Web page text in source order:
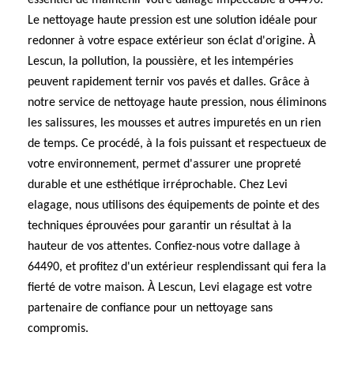
Le nettoyage haute pression est une solution idéale pour
redonner à votre espace extérieur son éclat d'origine. À
Lescun, la pollution, la poussière, et les intempéries
peuvent rapidement ternir vos pavés et dalles. Grâce à
notre service de nettoyage haute pression, nous éliminons
les salissures, les mousses et autres impuretés en un rien
de temps. Ce procédé, à la fois puissant et respectueux de
votre environnement, permet d'assurer une propreté
durable et une esthétique irréprochable. Chez Levi
elagage, nous utilisons des équipements de pointe et des
techniques éprouvées pour garantir un résultat à la
hauteur de vos attentes. Confiez-nous votre dallage à
64490, et profitez d'un extérieur resplendissant qui fera la
fierté de votre maison. À Lescun, Levi elagage est votre
partenaire de confiance pour un nettoyage sans
compromis.